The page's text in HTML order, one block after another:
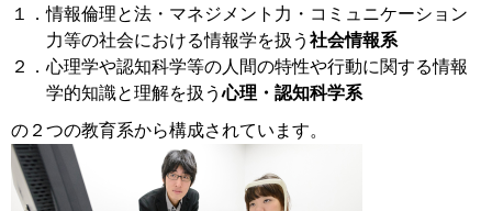
１．情報倫理と法・マネジメント力・コミュニケーション
力等の社会における情報学を扱う 社会情報系
２．心理学や認知科学等の人間の特性や行動に関する情報
学的知識と理解を扱う心理・認知科学系
の２つの教育系から構成されています。